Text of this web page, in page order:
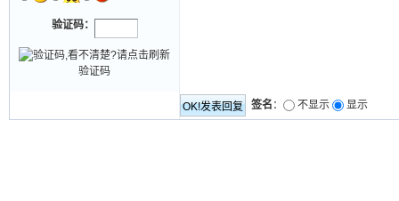
验证码：
签名 ： 不显示 显示